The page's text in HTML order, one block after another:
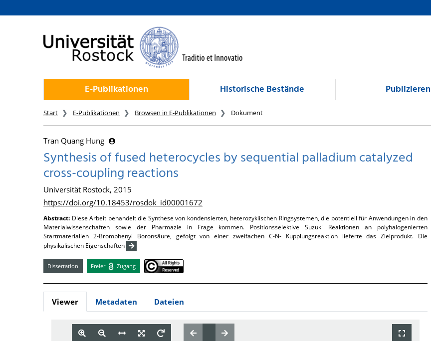
zum Inhalt
E-Publikationen Historische Bestände Publizieren
Start E-Publikationen Browsen in E-Publikationen Dokument
Tran Quang Hung
Synthesis of fused heterocycles by sequential palladium catalyzed
cross-coupling reactions
Universität Rostock, 2015
https://doi.org/10.18453/rosdok_id00001672
Abstract: Diese Arbeit behandelt die Synthese von kondensierten, heterozyklischen Ringsystemen, die potentiell für Anwendungen in den
Materialwissenschaften sowie der Pharmazie in Frage kommen. Positionsselektive Suzuki Reaktionen an polyhalogenierten
Startmaterialien 2-Bromphenyl Boronsäure, gefolgt von einer zweifachen C-N- Kupplungsreaktion lieferte das Zielprodukt. Die
physikalischen Eigenschaften
Dissertation Freier Zugang
Viewer Metadaten Dateien